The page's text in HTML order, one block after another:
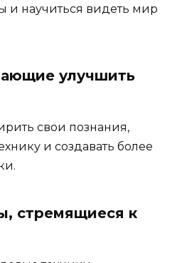
и научиться видеть мир
улучшить
свои познания,
и создавать более
стремящиеся к